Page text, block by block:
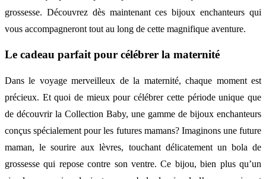
grossesse. Découvrez dès maintenant ces bijoux enchanteurs qui
vous accompagneront tout au long de cette magnifique aventure.
Le cadeau parfait pour célébrer la maternité
Dans le voyage merveilleux de la maternité, chaque moment est
précieux. Et quoi de mieux pour célébrer cette période unique que
de découvrir la Collection Baby, une gamme de bijoux enchanteurs
conçus spécialement pour les futures mamans? Imaginons une future
maman, le sourire aux lèvres, touchant délicatement un bola de
grossesse qui repose contre son ventre. Ce bijou, bien plus qu’un